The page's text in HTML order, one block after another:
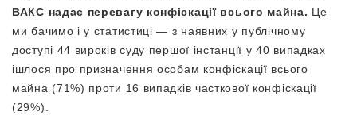
ВАКС надає перевагу конфіскації всього майна. Це
ми бачимо і у статистиці — з наявних у публічному
доступі 44 вироків суду першої інстанції у 40 випадках
ішлося про призначення особам конфіскації всього
майна (71%) проти 16 випадків часткової конфіскації
(29%).